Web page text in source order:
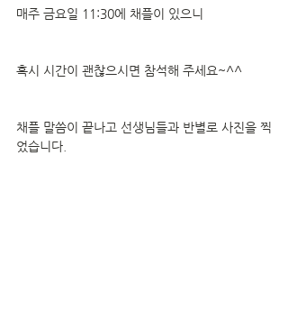
매주 금요일 11:30에 채플이 있으니
혹시 시간이 괜찮으시면 참석해 주세요~^^
채플 말씀이 끝나고 선생님들과 반별로 사진을 찍
었습니다.